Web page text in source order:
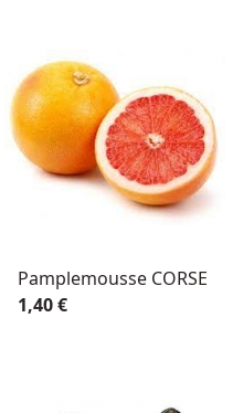
Pamplemousse CORSE
1,40 €